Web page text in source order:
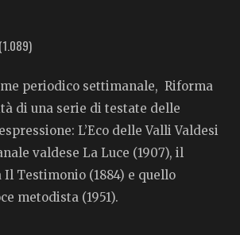
(1.089)
periodico settimanale, Riforma
di una serie di testate delle
L’Eco delle Valli Valdesi
valdese La Luce (1907), il
Testimonio (1884) e quello
metodista (1951).